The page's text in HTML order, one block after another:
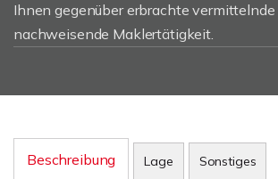
Ihnen gegenüber erbrachte vermittelnde
nachweisende Maklertätigkeit.
Beschreibung Lage Sonstiges